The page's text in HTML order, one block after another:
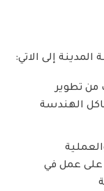
إلى الاتي:
من تطوير
الهندسة
على عمل في